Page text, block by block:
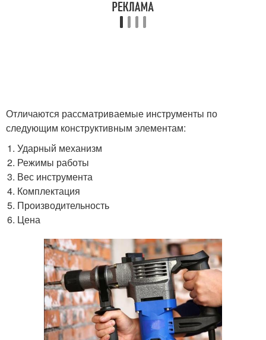
Отличаются рассматриваемые инструменты по
следующим конструктивным элементам:
Ударный механизм
Режимы работы
Вес инструмента
Комплектация
Производительность
Цена